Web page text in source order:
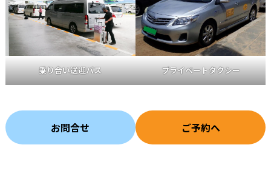
乗り合い送迎バス プライベートタクシー
お問合せ ご予約へ